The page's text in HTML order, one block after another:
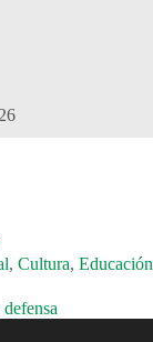
, Cultura, Educación